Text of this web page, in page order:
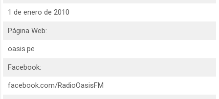
1 de enero de 2010
Página Web:
oasis.pe
Facebook:
facebook.com/RadioOasisFM